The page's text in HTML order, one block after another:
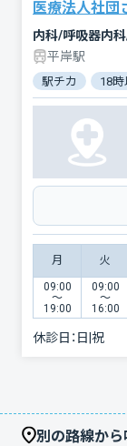
医療法人社団
内科/呼吸器内
平岸駅
駅チカ 18
月 火
09:00
〜
19:00
09:00
〜
16:00
休診日： 日|祝
別の路線か